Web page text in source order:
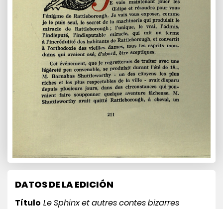
DATOS DE LA EDICIÓN
Título Le Sphinx et autres contes bizarres